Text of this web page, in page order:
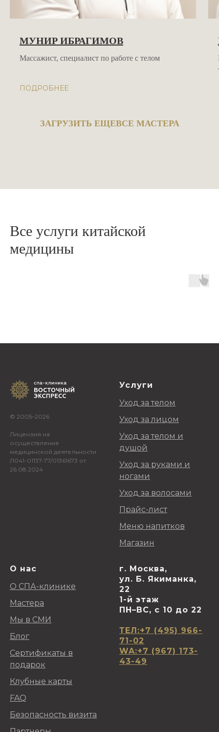
МУНИР ИБРАГИМОВ
Массажист, cпециалист по работе с телом
ПОДРОБНЕЕ
ЗАГРУЗИТЬ ЕЩЕВСЕ МАСТЕРА
Все услуги китайской
медицины
© 2005–2026
Лицензия на
осуществление
медицинской деятельности
Л041-01137-77/01361673 от
26.08.2024
Услуги
Уход за телом
Уход за лицом
Уход за телом и
душой
Уход за руками и
ногами
Уход за волосами
Прайс-лист
Меню напитков
Магазин
О нас
О СПА-клинике
Мастера
Мы в СМИ
Блог
Сертификаты в
подарок
Клубные карты
FAQ
Безопасность визита
г. Москва,
ул. Б. Якиманка,
22
1-й этаж
ПН–ВС, с 10 до 22
ТЕЛ:+7 (495) 966-
71-02
WA:+7 (967) 173-
43-49